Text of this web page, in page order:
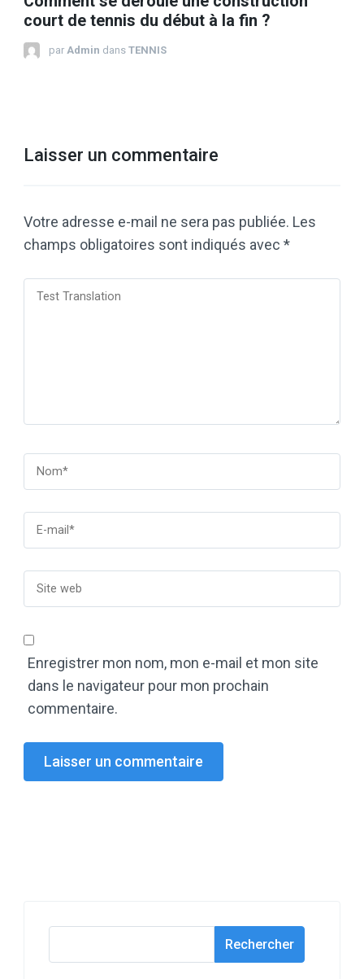
court de tennis du début à la fin ?
par Admin dans TENNIS
Laisser un commentaire
Votre adresse e-mail ne sera pas publiée. Les
champs obligatoires sont indiqués avec *
Enregistrer mon nom, mon e-mail et mon site
dans le navigateur pour mon prochain
commentaire.
Rechercher